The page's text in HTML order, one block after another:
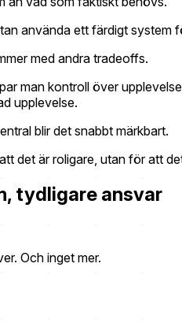
använda ett färdigt system
med andra tradeoffs.
man kontroll över
upplevelse.
blir det snabbt märkbart.
det är roligare, utan för att
tydligare ansvar
Och inget mer.